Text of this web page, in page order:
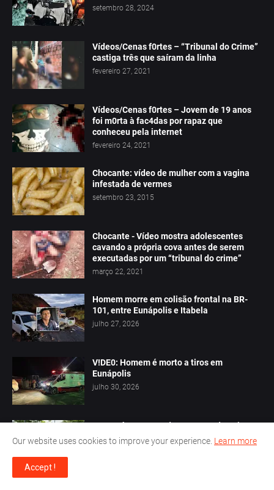
setembro 28, 2024
Vídeos/Cenas f0rtes – “Tribunal do Crime”
castiga três que saíram da linha
fevereiro 27, 2021
Vídeos/Cenas f0rtes – Jovem de 19 anos
foi m0rta à fac4das por rapaz que
conheceu pela internet
fevereiro 24, 2021
Chocante: vídeo de mulher com a vagina
infestada de vermes
setembro 23, 2015
Chocante - Vídeo mostra adolescentes
cavando a própria cova antes de serem
executadas por um “tribunal do crime”
março 22, 2021
Homem morre em colisão frontal na BR-
101, entre Eunápolis e Itabela
julho 27, 2026
V!DE0: Homem é morto a tiros em
Eunápolis
julho 30, 2026
Jovem é sequestrado e executado a tiros
em rua de terra na cidade de Itabela
Our website uses cookies to improve your experience. Learn more
Accept !